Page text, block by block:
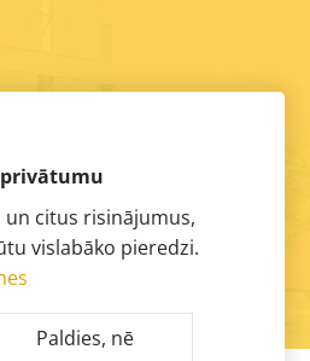
privātumu
citus risinājumus,
vislabāko pieredzi.
Paldies, nē